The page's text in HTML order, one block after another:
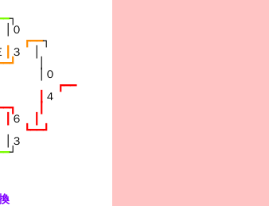
┐
│０
┏━━┐
３　│
　　　│０
┏━━
４
　　┃
６
┗━━┛
│３
┘